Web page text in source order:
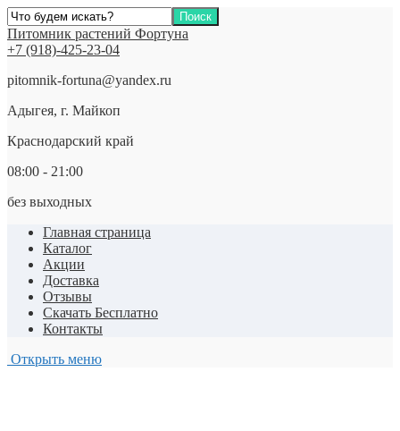
Питомник растений Фортуна
+7 (918)-425-23-04
pitomnik-fortuna@yandex.ru
Адыгея, г. Майкоп
Краснодарский край
08:00 - 21:00
без выходных
Главная страница
Каталог
Акции
Доставка
Отзывы
Скачать Бесплатно
Контакты
Открыть меню